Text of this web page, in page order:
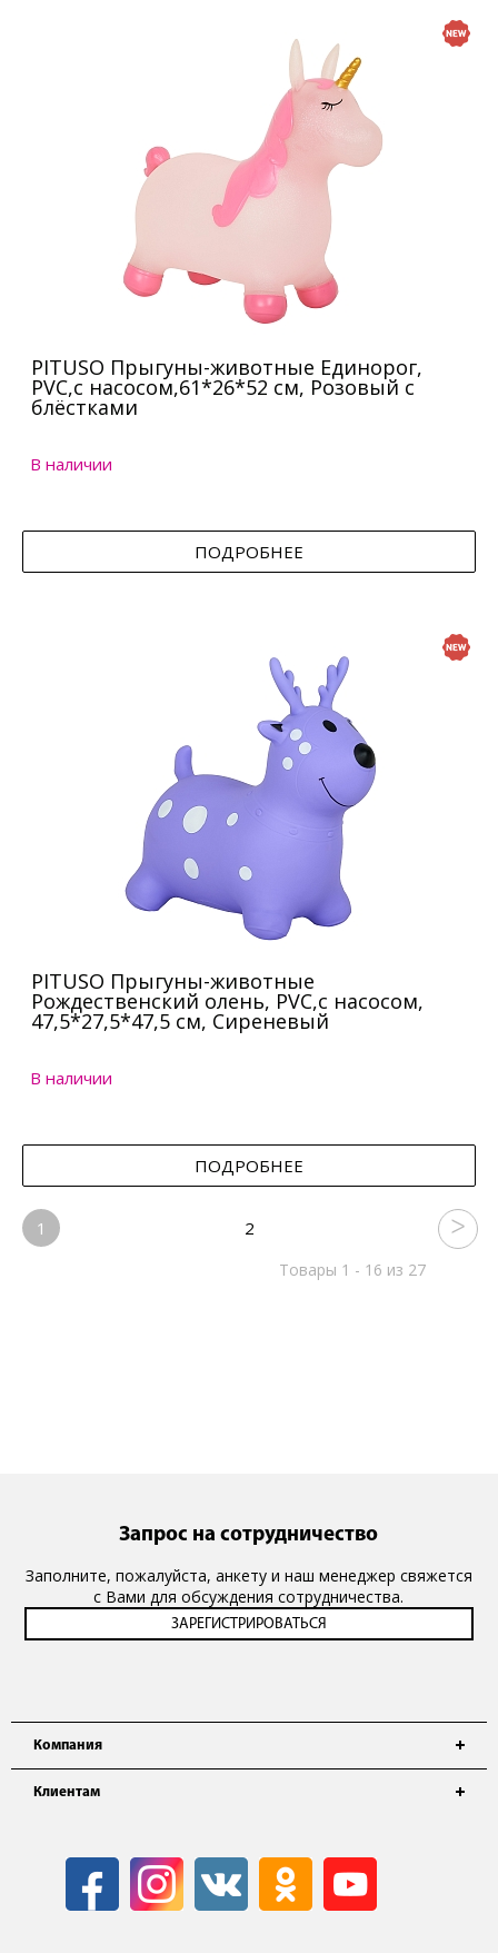
PITUSO Прыгуны-животные Единорог,
PVC,с насосом,61*26*52 см, Розовый с
блёстками
В наличии
ПОДРОБНЕЕ
PITUSO Прыгуны-животные
Рождественский олень, PVC,с насосом,
47,5*27,5*47,5 см, Сиреневый
В наличии
ПОДРОБНЕЕ
1 2
Товары 1 - 16 из 27
Компания
Клиентам
Запрос на сотрудничество
Заполните, пожалуйста, анкету и наш менеджер свяжется
с Вами для обсуждения сотрудничества.